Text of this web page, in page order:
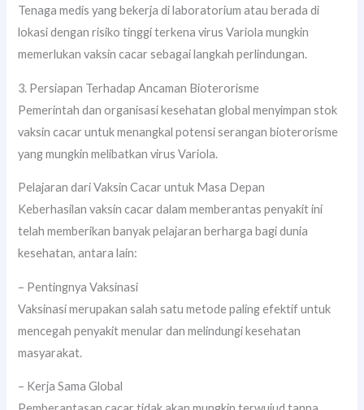
Tenaga medis yang bekerja di laboratorium atau berada di
lokasi dengan risiko tinggi terkena virus Variola mungkin
memerlukan vaksin cacar sebagai langkah perlindungan.
3. Persiapan Terhadap Ancaman Bioterorisme
Pemerintah dan organisasi kesehatan global menyimpan stok
vaksin cacar untuk menangkal potensi serangan bioterorisme
yang mungkin melibatkan virus Variola.
Pelajaran dari Vaksin Cacar untuk Masa Depan
Keberhasilan vaksin cacar dalam memberantas penyakit ini
telah memberikan banyak pelajaran berharga bagi dunia
kesehatan, antara lain:
– Pentingnya Vaksinasi
Vaksinasi merupakan salah satu metode paling efektif untuk
mencegah penyakit menular dan melindungi kesehatan
masyarakat.
– Kerja Sama Global